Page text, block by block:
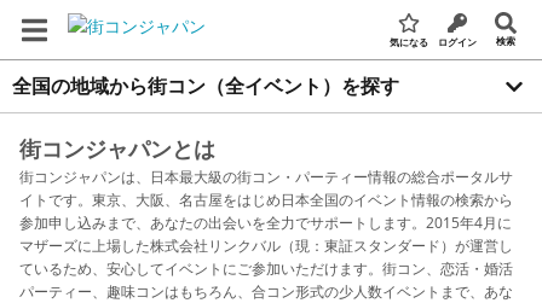
気になる ログイン 検索
全国の地域から街コン（全イベント）を探す
街コンジャパンとは
街コンジャパンは、日本最大級の街コン・パーティー情報の総合ポータルサ
イトです。東京、大阪、名古屋をはじめ日本全国のイベント情報の検索から
参加申し込みまで、あなたの出会いを全力でサポートします。2015年4月に
マザーズに上場した株式会社リンクバル（現：東証スタンダード）が運営し
ているため、安心してイベントにご参加いただけます。街コン、恋活・婚活
パーティー、趣味コンはもちろん、合コン形式の少人数イベントまで、あな